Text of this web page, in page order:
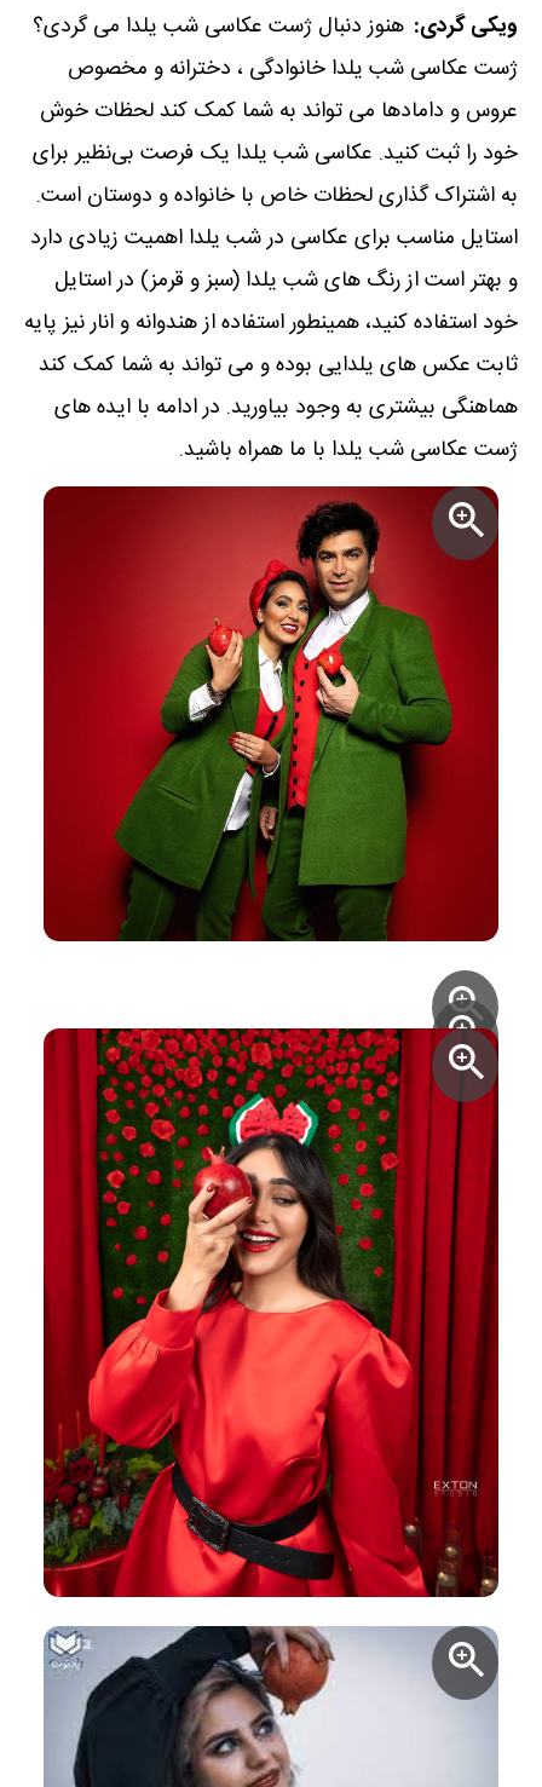
ویکی گردی: هنوز دنبال ژست عکاسی شب یلدا می گردی؟
ژست عکاسی شب یلدا خانوادگی ، دخترانه و مخصوص
عروس و دامادها می تواند به شما کمک کند لحظات خوش
خود را ثبت کنید. عکاسی شب یلدا یک فرصت بی‌نظیر برای
به اشتراک گذاری لحظات خاص با خانواده و دوستان است.
استایل مناسب برای عکاسی در شب یلدا اهمیت زیادی دارد
و بهتر است از رنگ های شب یلدا (سبز و قرمز) در استایل
خود استفاده کنید، همینطور استفاده از هندوانه و انار نیز پایه
ثابت عکس های یلدایی بوده و می تواند به شما کمک کند
هماهنگی بیشتری به وجود بیاورید. در ادامه با ایده های
ژست عکاسی شب یلدا با ما همراه باشید.